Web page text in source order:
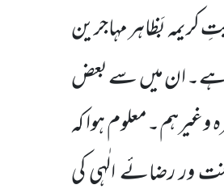
کریمہ بَظاہر مہاجرین
ہے۔ ان میں سے بعض
وغیرہم۔معلوم ہوا کہ
ور رضائے الٰہی کی